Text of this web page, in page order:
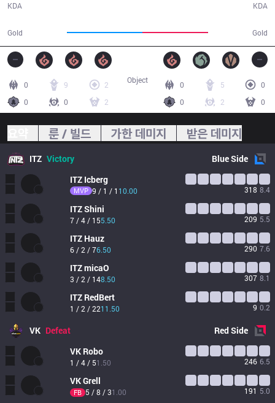
KDA
Gold Gold
KDA
0 9
2
0
0 2
0 5
0
0
2 0
Object
룬 / 빌드 가한 데미지 받은 데미지
ITZ Victory BlueSide
ITZ Icberg
MVP 9 / 1 / 1 10.00 318 8.4
ITZShini
7 / 4 / 155.50 209 5.5
ITZ Hauz
6 / 2 / 76.50 290 7.6
ITZmicaO
3 / 2 / 148.50 307 8.1
ITZ RedBert
1 / 2 / 2211.50 9 0.2
VK Defeat RedSide
VK Robo
1 / 4 / 51.50 246 6.5
VKGrell
FB 5 / 8 / 31.00 191 5.0